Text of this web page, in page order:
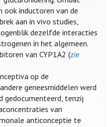
ook inductoren van de
aan in vivo studies,
dezelfde interacties
in het algemeen.
van CYP1A2 (zie
op de
geneesmiddelen werd
gedocumenteerd, tenzij
van
anticonceptie te